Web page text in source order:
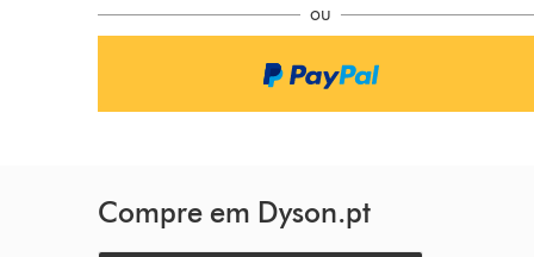
ou
Compre em Dyson.pt